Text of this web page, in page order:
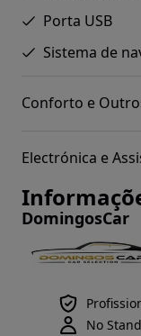
Porta USB
Sistema de
Conforto e
Electrónica e
DomingosCar
No